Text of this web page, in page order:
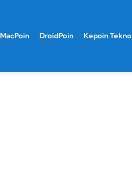
MacPoin DroidPoin Kepoin Tekno